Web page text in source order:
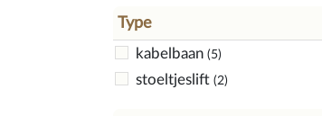
Type
kabelbaan (5)
stoeltjeslift (2)